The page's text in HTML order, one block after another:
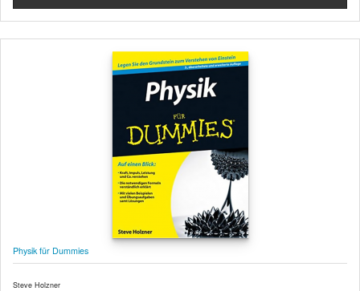
Physik für Dummies
Steve Holzner